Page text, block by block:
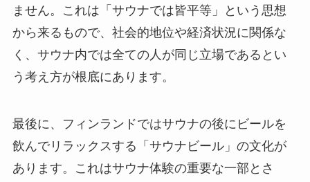
ません。これは「サウナでは皆平等」という思想
から来るもので、社会的地位や経済状況に関係な
く、サウナ内では全ての人が同じ立場であるとい
う考え方が根底にあります。
最後に、フィンランドではサウナの後にビールを
飲んでリラックスする「サウナビール」の文化が
あります。これはサウナ体験の重要な一部とさ